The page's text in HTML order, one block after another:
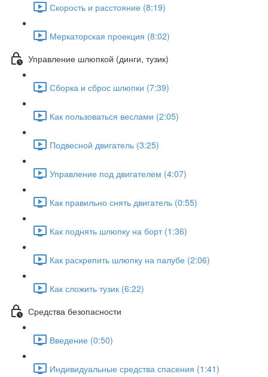
Скорость и расстояние (8:19)
Меркаторская проекция (8:02)
Управление шлюпкой (динги, тузик)
Сборка и сброс шлюпки (7:39)
Как пользоваться веслами (2:05)
Подвесной двигатель (3:25)
Управление под двигателем (4:07)
Как правильно снять двигатель (0:55)
Как поднять шлюпку на борт (1:36)
Как раскрепить шлюпку на палубе (2:06)
Как сложить тузик (6:22)
Средства безопасности
Введение (0:50)
Индивидуальные средства спасения (1:41)